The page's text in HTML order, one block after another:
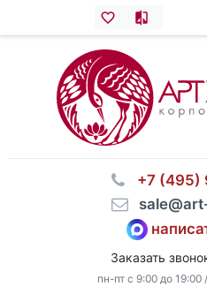
⠀+7
Заказать
пн-пт с 9:00 до